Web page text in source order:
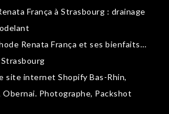
França à Strasbourg : drainage
Renata França et ses bienfaits…
site internet Shopify Bas-Rhin,
Obernai. Photographe, Packshot